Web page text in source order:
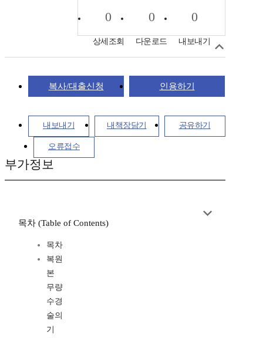
0
상세조회
0
다운로드
0
내보내기
복사/대출신청 인용하기
내보내기 내책장담기 공유하기
오류접수
부가정보
목차 (Table of Contents)
목차
복원
본
무량
수경
술의
기